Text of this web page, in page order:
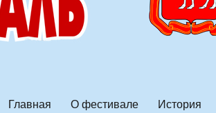
Главная О фестивале История